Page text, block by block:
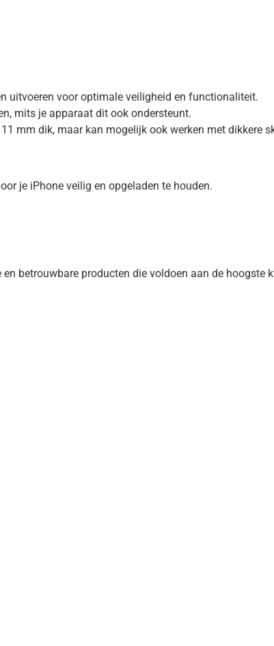
uitvoeren voor optimale veiligheid en functionaliteit.
mits je apparaat dit ook ondersteunt.
mm dik, maar kan mogelijk ook werken met dikkere
je iPhone veilig en opgeladen te houden.
betrouwbare producten die voldoen aan de hoogste